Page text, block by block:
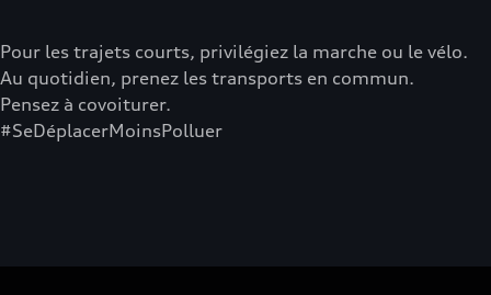
Pour les trajets courts, privilégiez la marche ou le vélo.
Au quotidien, prenez les transports en commun.
Pensez à covoiturer.
#SeDéplacerMoinsPolluer